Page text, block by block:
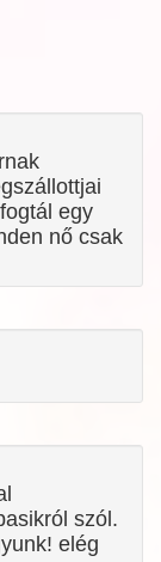
egy
nő csak
szól.
elég